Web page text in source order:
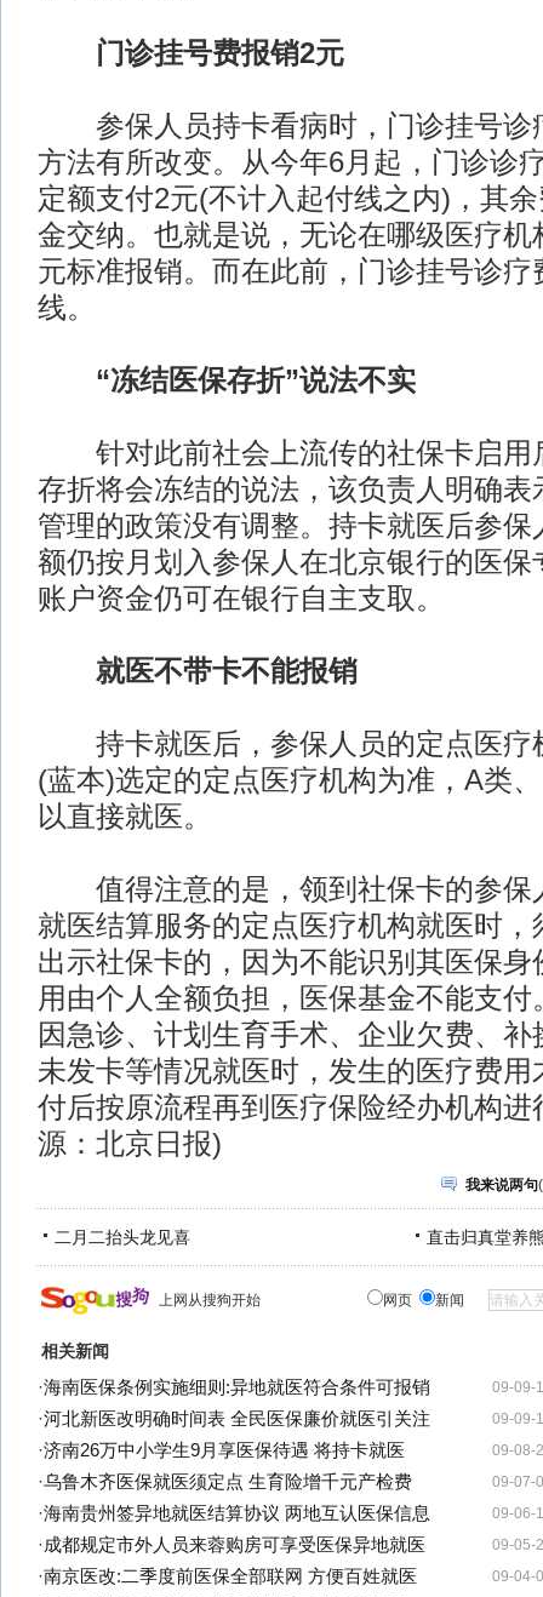
门诊挂号费报销2元
参保人员持卡看病时，门诊挂号诊
方法有所改变。从今年6月起，门诊诊
定额支付2元(不计入起付线之内)，其
金交纳。也就是说，无论在哪级医疗机
元标准报销。而在此前，门诊挂号诊疗
线。
“冻结医保存折”说法不实
针对此前社会上流传的社保卡启用
存折将会冻结的说法，该负责人明确表
管理的政策没有调整。持卡就医后参保
额仍按月划入参保人在北京银行的医保
账户资金仍可在银行自主支取。
就医不带卡不能报销
持卡就医后，参保人员的定点医疗
(蓝本)选定的定点医疗机构为准，A类
以直接就医。
值得注意的是，领到社保卡的参保
就医结算服务的定点医疗机构就医时，
出示社保卡的，因为不能识别其医保身
用由个人全额负担，医保基金不能支
因急诊、计划生育手术、企业欠费、
未发卡等情况就医时，发生的医疗费用
付后按原流程再到医疗保险经办机构
源：北京日报)
我来说两句(
二月二抬头龙见喜 直击归真堂养
上网从搜狗开始 网页 新闻
相关新闻
09-09-
·海南医保条例实施细则:异地就医符合条件可报销
09-09-
·河北新医改明确时间表 全民医保廉价就医引关注
09-08-
·济南26万中小学生9月享医保待遇 将持卡就医
09-07-
·乌鲁木齐医保就医须定点 生育险增千元产检费
09-06-
·海南贵州签异地就医结算协议 两地互认医保信息
09-05-
·成都规定市外人员来蓉购房可享受医保异地就医
09-04-
·南京医改:二季度前医保全部联网 方便百姓就医